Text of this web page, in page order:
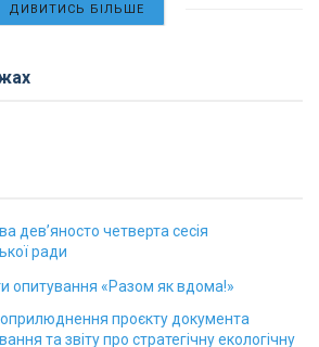
ДИВИТИСЬ БІЛЬШЕ
дев’яносто четверта сесія
ради
опитування «Разом як вдома!»
проєкту документа
та звіту про стратегічну екологічну